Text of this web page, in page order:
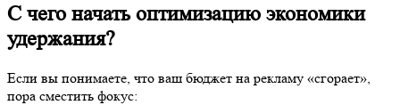
С чего начать оптимизацию экономики
удержания?
Если вы понимаете, что ваш бюджет на рекламу «сгорает»,
пора сместить фокус: